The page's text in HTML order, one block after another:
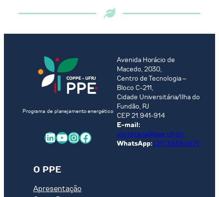
Programa de planejamento energético
LinkedIn Youtube InstagramFacebook
Avenida Horácio de
Macedo, 2030,
Centro de Tecnologia –
Bloco C-211,
Cidade Universitária/Ilha do
Fundão, RJ
CEP 21.941-914
E-mail:
secretaria@ppe.ufrj.br
WhatsApp: (21) 3938-1571
O PPE
Apresentação